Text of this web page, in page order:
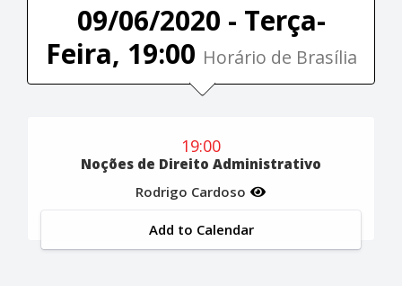
09/06/2020 - Terça-
Feira, 19:00 Horário de Brasília
19:00
Noções de Direito Administrativo
Rodrigo Cardoso
Add to Calendar